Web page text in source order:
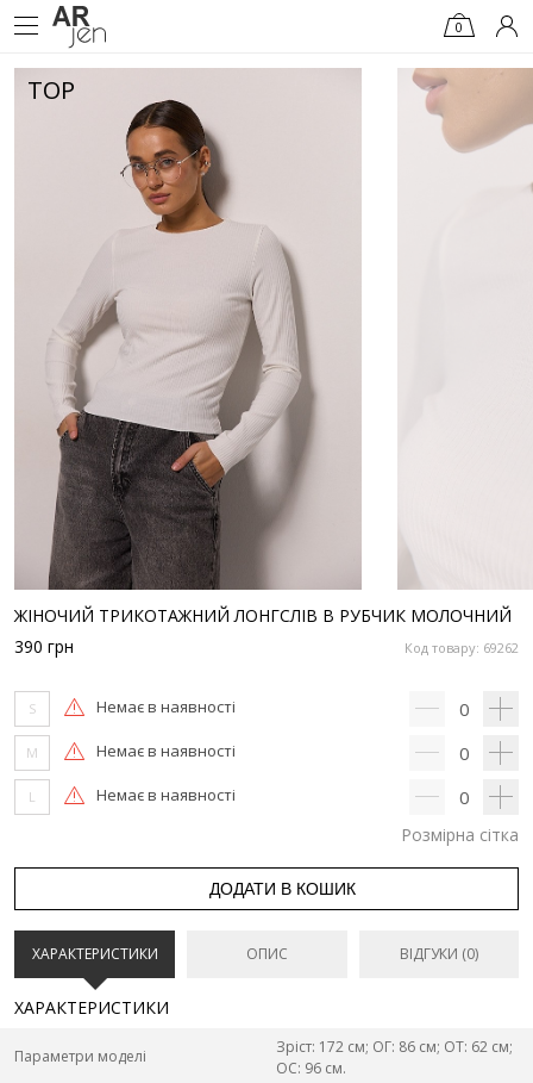
0
TOP
ЖІНОЧИЙ ТРИКОТАЖНИЙ ЛОНГСЛІВ В РУБЧИК МОЛОЧНИЙ
Код товару: 69262
390 грн
S Немає в наявності 0
M Немає в наявності 0
L Немає в наявності 0
Розмірна сітка
ДОДАТИ В КОШИК
ХАРАКТЕРИСТИКИ ОПИС ВІДГУКИ (0)
ХАРАКТЕРИСТИКИ
Параметри моделі
Зріст: 172 см; ОГ: 86 см; ОТ: 62 см;
ОС: 96 см.